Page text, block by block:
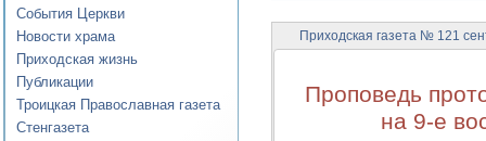
События Церкви
Новости храма
Приходская жизнь
Публикации
Троицкая Православная газета
Стенгазета
Приходская газета № 121
Проповедь
на 9-е